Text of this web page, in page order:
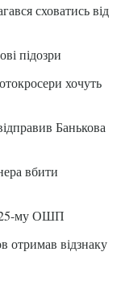
сховатись від
підозри
хочуть
Банькова
вбити
му ОШП
отримав відзнаку